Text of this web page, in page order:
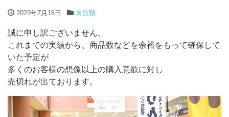
2023年7月16日 未分類
誠に申し訳ございません。
これまでの実績から、商品数などを余裕をもって確保して
いた予定が
多くのお客様の想像以上の購入意欲に対し
売切れが出ております。